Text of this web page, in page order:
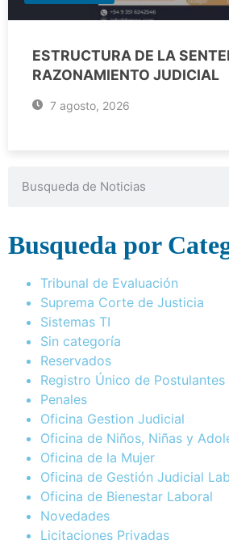
ESTRUCTURA DE LA
RAZONAMIENTO JUDICIAL
7 agosto, 2026
Busqueda por
Tribunal de Evaluación
Suprema Corte de Justicia
Sistemas TI
Sin categoría
Reservados
Registro Único de
Penales
Oficina Gestion Judicial
Oficina de Niños, Niñas y
Oficina de la Mujer
Oficina de Gestión Judicial
Oficina de Bienestar Laboral
Novedades
Licitaciones Privadas